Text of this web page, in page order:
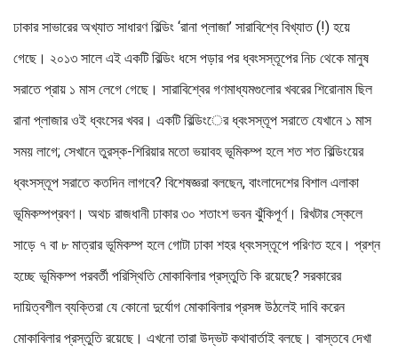
ঢাকার সাভারের অখ্যাত সাধারণ বিল্ডিং ‘রানা প্লাজা’ সারাবিশ্বে বিখ্যাত (!) হয়ে
গেছে। ২০১৩ সালে এই একটি বিল্ডিং ধসে পড়ার পর ধ্বংসস্তূপের নিচ থেকে মানুষ
সরাতে প্রায় ১ মাস লেগে গেছে। সারাবিশ্বের গণমাধ্যমগুলোর খবরের শিরোনাম ছিল
রানা প্লাজার ওই ধ্বংসের খবর। একটি বিল্ডিংের ধ্বংসস্তূপ সরাতে যেখানে ১ মাস
সময় লাগে; সেখানে তুরস্ক-শিরিয়ার মতো ভয়াবহ ভূমিকম্প হলে শত শত বিল্ডিংয়ের
ধ্বংসস্তূপ সরাতে কতদিন লাগবে? বিশেষজ্ঞরা বলছেন, বাংলাদেশের বিশাল এলাকা
ভূমিকম্পপ্রবণ। অথচ রাজধানী ঢাকার ৩০ শতাংশ ভবন ঝুঁকিপূর্ণ। রিখটার স্কেলে
সাড়ে ৭ বা ৮ মাত্রার ভূমিকম্প হলে গোটা ঢাকা শহর ধ্বংসস্তূপে পরিণত হবে। প্রশ্ন
হচ্ছে ভূমিকম্প পরবর্তী পরিস্থিতি মোকাবিলার প্রস্তুতি কি রয়েছে? সরকারের
দায়িত্বশীল ব্যক্তিরা যে কোনো দুর্যোগ মোকাবিলার প্রসঙ্গ উঠলেই দাবি করেন
মোকাবিলার প্রস্তুতি রয়েছে। এখনো তারা উদ্ভট কথাবার্তাই বলছে। বাস্তবে দেখা